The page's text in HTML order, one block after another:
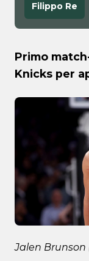
Filippo Re
Primo
Knicks per
Jalen Brunson